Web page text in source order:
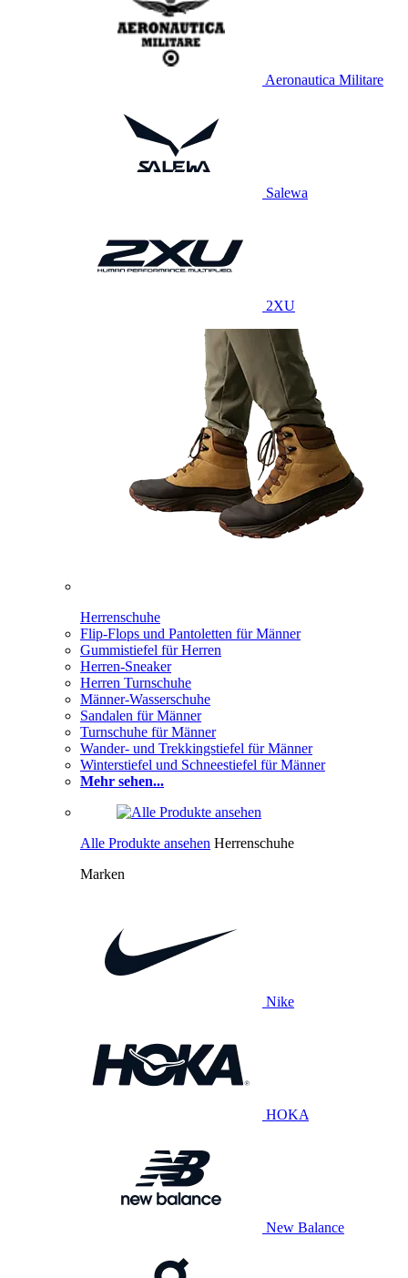
Aeronautica Militare
Salewa
2XU
Herrenschuhe
Flip-Flops und Pantoletten für Männer
Gummistiefel für Herren
Herren-Sneaker
Herren Turnschuhe
Männer-Wasserschuhe
Sandalen für Männer
Turnschuhe für Männer
Wander- und Trekkingstiefel für Männer
Winterstiefel und Schneestiefel für Männer
Mehr sehen...
Alle Produkte ansehen Herrenschuhe
Marken
Nike
HOKA
New Balance